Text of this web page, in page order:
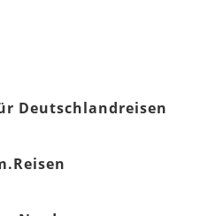
Deutschlandreisen